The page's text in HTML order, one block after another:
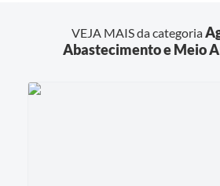
VEJA MAIS da categoria
Abastecimento e Meio